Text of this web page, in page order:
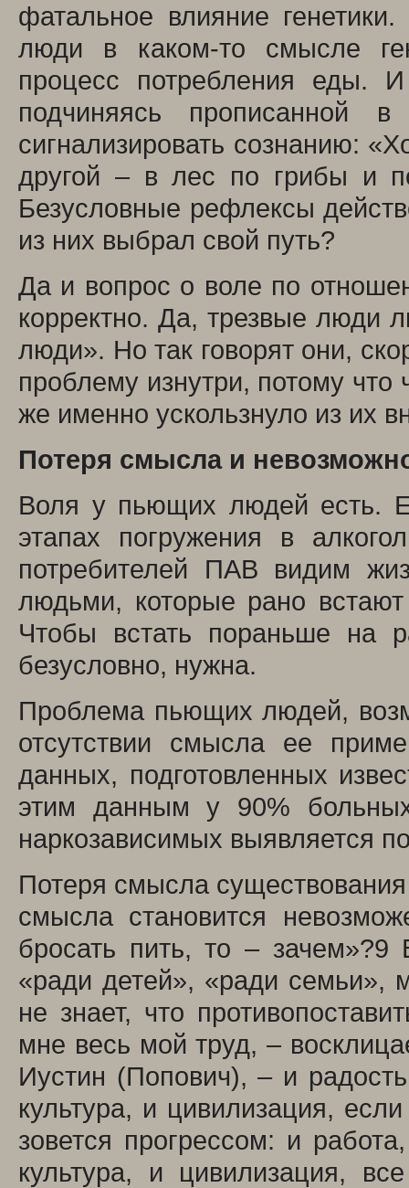
фатальное влияние
люди в каком-то смысле
процесс потребления еды.
подчиняясь прописанной
сигнализировать сознанию:
другой – в лес по грибы и
Безусловные рефлексы
из них выбрал свой путь?
Да и вопрос о воле по
корректно. Да, трезвые люди
люди». Но так говорят они,
проблему изнутри, потому что
же именно ускользнуло из их
Потеря смысла и
Воля у пьющих людей есть.
этапах погружения в
потребителей ПАВ видим
людьми, которые рано
Чтобы встать пораньше на
безусловно, нужна.
Проблема пьющих людей,
отсутствии смысла ее
данных, подготовленных
этим данным у 90%
наркозависимых выявляется
Потеря смысла
смысла становится
бросать пить, то – зачем»?9
«ради детей», «ради семьи»,
не знает, что
мне весь мой труд, –
Иустин (Попович), – и
культура, и цивилизация,
зовется прогрессом: и
культура, и цивилизация,